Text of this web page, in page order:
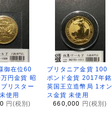
御在位60
円金貨 昭
リスター
使用
円(税別)
ブリタニア金貨 100
ポンド金貨 2017年銘
英国王立造幣局 1オン
ス金貨 未使用
660,000
円(税別)